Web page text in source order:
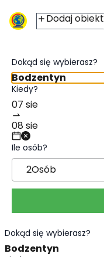
Dodaj obiekt
Dokąd się wybierasz?
Kiedy?
Ile osób?
2Osób
Dokąd się wybierasz?